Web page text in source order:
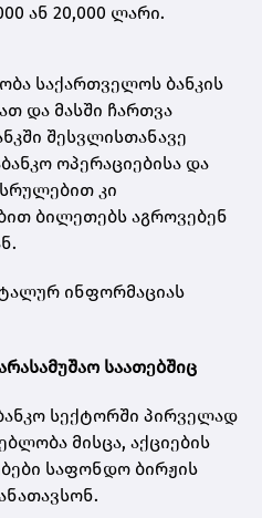
ან 20,000 ლარი.
საქართველოს ბანკის
და მასში ჩართვა
შესვლისთანავე
ოპერაციებისა და
კი
ბილეთებს აგროვებენ
ინფორმაციას
საათებშიც
სექტორში პირველად
მისცა, აქციების
საფონდო ბირჟის